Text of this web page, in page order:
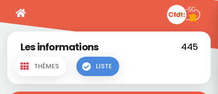
Les informations 445
THÈMES LISTE